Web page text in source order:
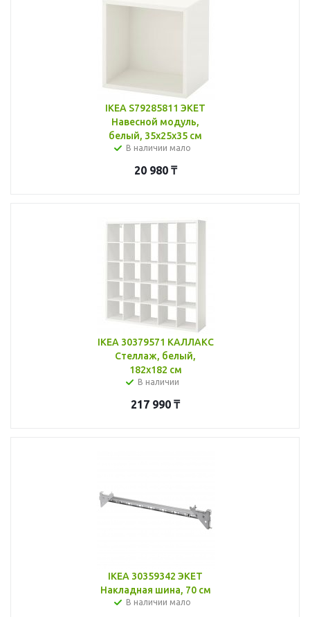
IKEA S79285811 ЭКЕТ
Навесной модуль,
белый, 35x25x35 см
В наличии мало
20 980₸
IKEA 30379571 КАЛЛАКС
Стеллаж, белый,
182x182 см
В наличии
217 990 ₸
IKEA 30359342 ЭКЕТ
Накладная шина, 70 см
В наличии мало